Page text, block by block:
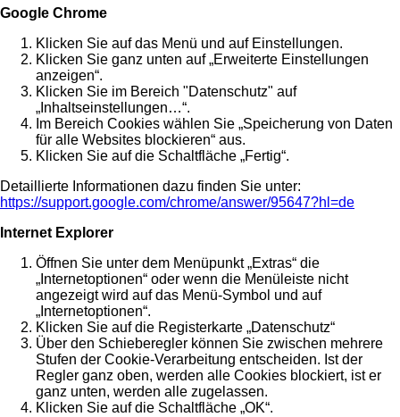
Google Chrome
Klicken Sie auf das Menü und auf Einstellungen.
Klicken Sie ganz unten auf „Erweiterte Einstellungen
anzeigen“.
Klicken Sie im Bereich "Datenschutz" auf
„Inhaltseinstellungen…“.
Im Bereich Cookies wählen Sie „Speicherung von Daten
für alle Websites blockieren“ aus.
Klicken Sie auf die Schaltfläche „Fertig“.
Detaillierte Informationen dazu finden Sie unter:
https://support.google.com/chrome/answer/95647?hl=de
Internet Explorer
Öffnen Sie unter dem Menüpunkt „Extras“ die
„Internetoptionen“ oder wenn die Menüleiste nicht
angezeigt wird auf das Menü-Symbol und auf
„Internetoptionen“.
Klicken Sie auf die Registerkarte „Datenschutz“
Über den Schieberegler können Sie zwischen mehrere
Stufen der Cookie-Verarbeitung entscheiden. Ist der
Regler ganz oben, werden alle Cookies blockiert, ist er
ganz unten, werden alle zugelassen.
Klicken Sie auf die Schaltfläche „OK“.